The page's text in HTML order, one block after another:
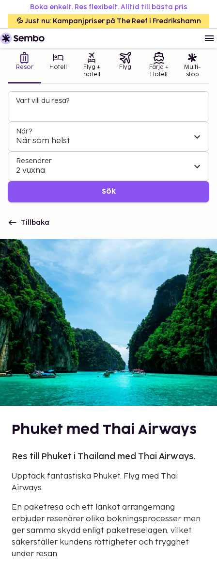
Boka enkelt. Res flexibelt. Alltid till bästa pris
💦 Just nu: Kampanjpriser på The Reef i Fredrikshamn
Resor Hotell
Flyg +
hotell
Flyg
Färja +
Hotell
Multi-
stop
Vart vill du resa?
När?
När som helst
Resenärer
2 vuxna
Sök
Tillbaka
Phuket med Thai Airways
Res till Phuket i Thailand med Thai Airways.
Upptäck fantastiska Phuket. Flyg med Thai
Airways.
En paketresa och ett länkat arrangemang
erbjuder resenärer olika bokningsprocesser men
ger samma skydd enligt paketreselagen, vilket
säkerställer kundens rättigheter och trygghet
under resan.